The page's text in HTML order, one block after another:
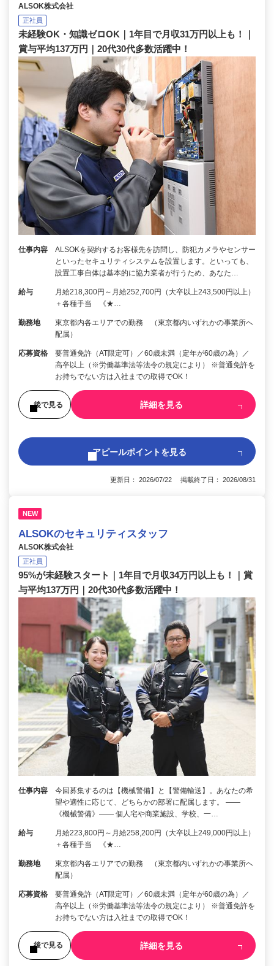
ALSOK株式会社
正社員
未経験OK・知識ゼロOK｜1年目で月収31万円以上も！｜
賞与平均137万円｜20代30代多数活躍中！
仕事内容
ALSOKを契約するお客様先を訪問し、防犯カメラやセンサー
といったセキュリティシステムを設置します。といっても、
設置工事自体は基本的に協力業者が行うため、あなた…
給与
月給218,300円～月給252,700円（大卒以上243,500円以上）
＋各種手当 《★…
勤務地
東京都内各エリアでの勤務 （東京都内いずれかの事業所へ
配属）
応募資格
要普通免許（AT限定可）／60歳未満（定年が60歳の為）／
高卒以上（※労働基準法等法令の規定により） ※普通免許を
お持ちでない方は入社までの取得でOK！
後で見る 詳細を見る
アピールポイントを見る
更新日： 2026/07/22 掲載終了日： 2026/08/31
NEW
ALSOKのセキュリティスタッフ
ALSOK株式会社
正社員
95%が未経験スタート｜1年目で月収34万円以上も！｜賞
与平均137万円｜20代30代多数活躍中！
仕事内容
今回募集するのは【機械警備】と【警備輸送】。あなたの希
望や適性に応じて、どちらかの部署に配属します。 ――
《機械警備》―― 個人宅や商業施設、学校、一…
給与
月給223,800円～月給258,200円（大卒以上249,000円以上）
＋各種手当 《★…
勤務地
東京都内各エリアでの勤務 （東京都内いずれかの事業所へ
配属）
応募資格
要普通免許（AT限定可）／60歳未満（定年が60歳の為）／
高卒以上（※労働基準法等法令の規定により） ※普通免許を
お持ちでない方は入社までの取得でOK！
後で見る 詳細を見る